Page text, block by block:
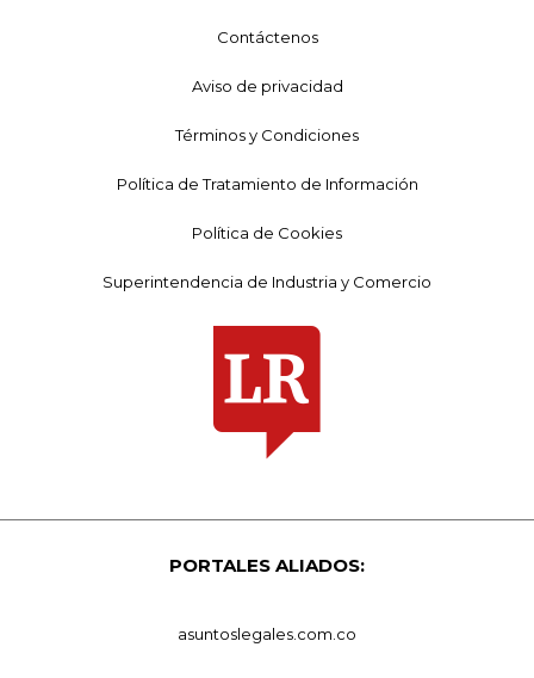
Contáctenos
Aviso de privacidad
Términos y Condiciones
Política de Tratamiento de Información
Política de Cookies
Superintendencia de Industria y Comercio
PORTALES ALIADOS:
asuntoslegales.com.co